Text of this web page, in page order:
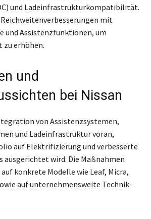
und Ladeinfrastrukturkompatibilität.
mit
und Assistenzfunktionen, um
erhöhen.
und
bei Nissan
von Assistenzsystemen,
und Ladeinfrastruktur voran,
auf Elektrifizierung und verbesserte
ausgerichtet wird. Die Maßnahmen
konkrete Modelle wie Leaf, Micra,
auf unternehmensweite Technik-